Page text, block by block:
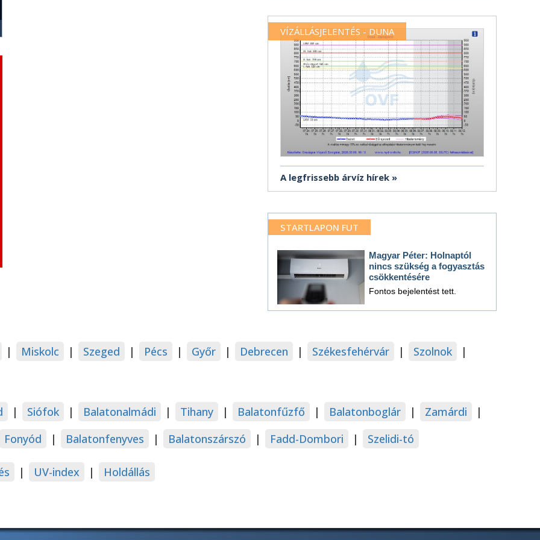
VÍZÁLLÁSJELENTÉS - DUNA
A legfrissebb árvíz hírek
STARTLAPON FUT
Magyar Péter: Holnaptól
nincs szükség a fogyasztás
csökkentésére
Fontos bejelentést tett.
| Miskolc | Szeged | Pécs | Győr | Debrecen | Székesfehérvár | Szolnok
|
| Siófok | Balatonalmádi | Tihany | Balatonfűzfő | Balatonboglár | Zamárdi
|
Fonyód | Balatonfenyves | Balatonszárszó | Fadd-Dombori | Szelidi-tó
| UV-index | Holdállás